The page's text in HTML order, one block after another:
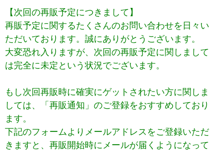
【次回の再販予定につきまして】
再販予定に関するたくさんのお問い合わせを日々い
ただいております。誠にありがとうございます。
大変恐れ入りますが、次回の再販予定に関しまして
は完全に未定という状況でございます。
もし次回再販時に確実にゲットされたい方に関しま
しては、「再販通知」のご登録をおすすめしており
ます。
下記のフォームよりメールアドレスをご登録いただ
きますと、再販開始時にメールが届くようになって